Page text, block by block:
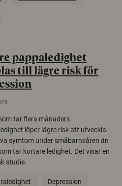
pappaledighet
till lägre risk för
tar flera månaders
löper lägre risk att utveckla
symtom under småbarnsåren än
tar kortare ledighet. Det visar en
studie.
Depression